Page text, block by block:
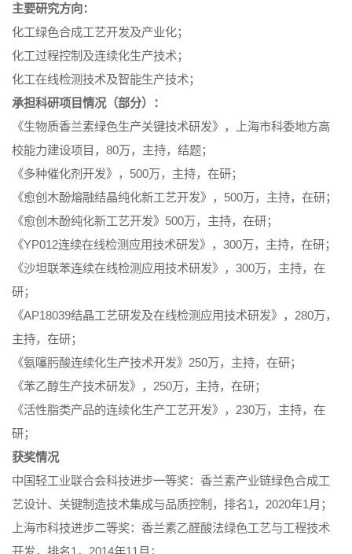
主要研究方向：
化工绿色合成工艺开发及产业化；
化工过程控制及连续化生产技术；
化工在线检测技术及智能生产技术；
承担科研项目情况（部分）：
《生物质香兰素绿色生产关键技术研发》，上海市科委地方高
校能力建设项目，80万，主持，结题；
《多种催化剂开发》，500万，主持，在研；
《愈创木酚熔融结晶纯化新工艺开发》，500万，主持，在研；
《愈创木酚纯化新工艺开发》500万，主持，在研；
《YP012连续在线检测应用技术研发》，300万，主持，在研；
《沙坦联苯连续在线检测应用技术研发》，300万，主持，在
研；
《AP18039结晶工艺研发及在线检测应用技术研发》，280万，
主持，在研；
《氨噻肟酸连续化生产技术开发》250万，主持，在研；
《苯乙醇生产技术研发》，250万，主持，在研；
《活性脂类产品的连续化生产工艺开发》，230万，主持，在
研；
获奖情况
中国轻工业联合会科技进步一等奖：香兰素产业链绿色合成工
艺设计、关键制造技术集成与品质控制，排名1，2020年1月；
上海市科技进步二等奖：香兰素乙醛酸法绿色工艺与工程技术
开发，排名1，2014年11月；